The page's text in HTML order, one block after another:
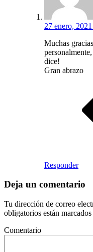
27 enero,
Muchas
dice!
Gran abrazo
Responder
Deja un comentario
Tu dirección de correo
obligatorios están marcados
Comentario